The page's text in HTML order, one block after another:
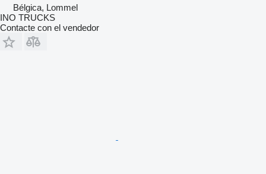
Bélgica, Lommel
INO TRUCKS
Contacte con el vendedor